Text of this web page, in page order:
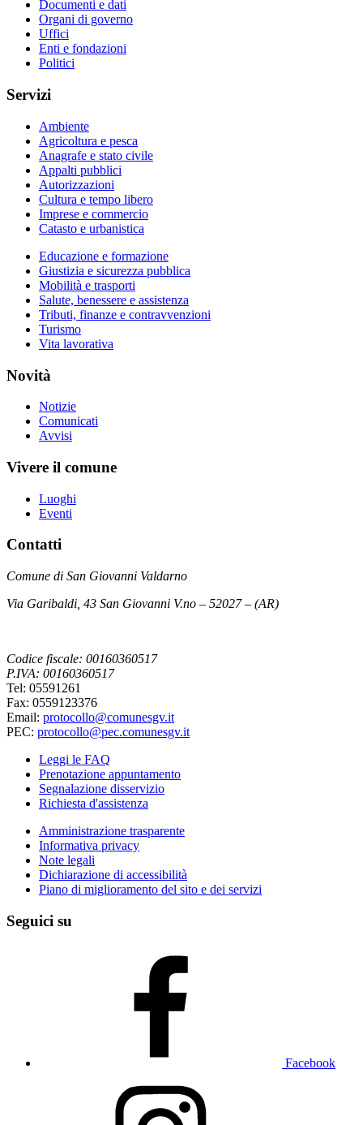
Documenti e dati
Organi di governo
Uffici
Enti e fondazioni
Politici
Servizi
Ambiente
Agricoltura e pesca
Anagrafe e stato civile
Appalti pubblici
Autorizzazioni
Cultura e tempo libero
Imprese e commercio
Catasto e urbanistica
Educazione e formazione
Giustizia e sicurezza pubblica
Mobilità e trasporti
Salute, benessere e assistenza
Tributi, finanze e contravvenzioni
Turismo
Vita lavorativa
Novità
Notizie
Comunicati
Avvisi
Vivere il comune
Luoghi
Eventi
Contatti
Comune di San Giovanni Valdarno
Via Garibaldi, 43 San Giovanni V.no – 52027 – (AR)
Codice fiscale: 00160360517
P.IVA: 00160360517
Tel: 05591261
Fax: 0559123376
Email: protocollo@comunesgv.it
PEC: protocollo@pec.comunesgv.it
Leggi le FAQ
Prenotazione appuntamento
Segnalazione disservizio
Richiesta d'assistenza
Amministrazione trasparente
Informativa privacy
Note legali
Dichiarazione di accessibilità
Piano di miglioramento del sito e dei servizi
Seguici su
Facebook